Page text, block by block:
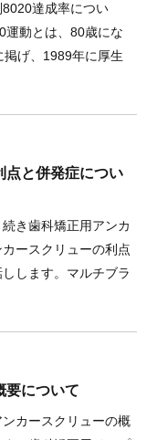
達成率につい
運動とは、80歳にな
掲げ、1989年に厚生
点と併発症につい
き歯科矯正用アンカ
ースクリューの利点
します。マルチブラ
要について
カースクリューの概